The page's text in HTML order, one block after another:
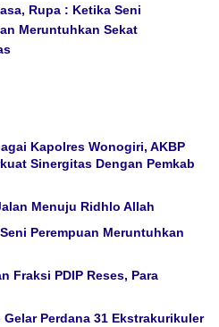
Rupa : Ketika Seni
Meruntuhkan Sekat
Kapolres Wonogiri, AKBP
Sinergitas Dengan Pemkab
Menuju Ridhlo Allah
Perempuan Meruntuhkan
Fraksi PDIP Reses, Para
Perdana 31 Ekstrakurikuler